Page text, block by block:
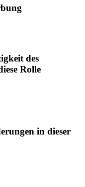
des
Rolle
in dieser